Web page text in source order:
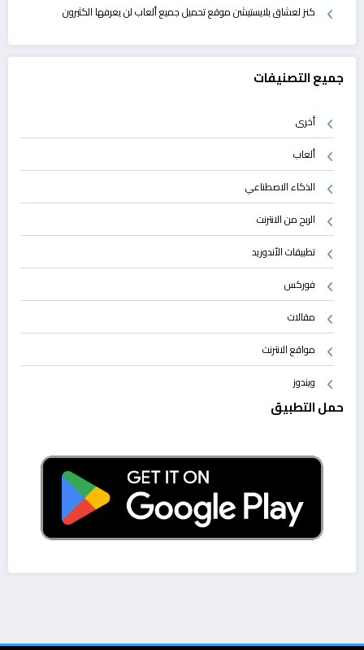
كنز لعشاق بلايستيشن موقع تحميل جميع ألعاب لن يعرفها الكثيرون
جميع التصنيفات
أخرى
ألعاب
الذكاء الاصطناعي
الربح من الانترنت
تطبيقات الأندوريد
فوركس
مقالات
مواقع الانترنت
ويندوز
حمل التطبيق